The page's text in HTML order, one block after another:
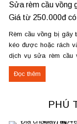
Sửa rèm cầu vồng
Giá từ 250.000đ
Rèm cầu vồng bị gãy
kéo được hoặc rách
dịch vụ sửa rèm cầu
rèm hoạt động trơn
sửa cơ cấu kéo để
Đọc thêm
PHÚ